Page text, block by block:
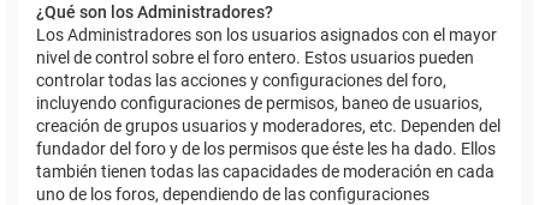
¿Qué son los Administradores?
Los Administradores son los usuarios asignados con el mayor
nivel de control sobre el foro entero. Estos usuarios pueden
controlar todas las acciones y configuraciones del foro,
incluyendo configuraciones de permisos, baneo de usuarios,
creación de grupos usuarios y moderadores, etc. Dependen del
fundador del foro y de los permisos que éste les ha dado. Ellos
también tienen todas las capacidades de moderación en cada
uno de los foros, dependiendo de las configuraciones